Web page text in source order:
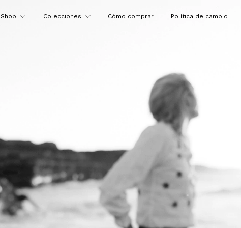
Shop Colecciones Cómo comprar Política de cambio